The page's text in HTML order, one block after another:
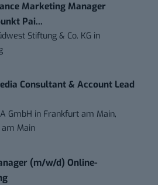
Marketing Manager
Pai...
Stiftung & Co. KG in
Consultant & Account Lead
GmbH in Frankfurt am Main,
Main
(m/w/d) Online-